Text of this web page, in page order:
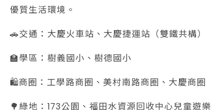
優質生活環境。
🚗交通：大慶火車站、大慶捷運站（雙鐵共構）
🏫學區：樹義國小、樹德國小
🛍️商圈：工學路商圈、美村南路商圈、大慶商圈
🌳綠地：173公園、福田水資源回收中心兒童遊樂